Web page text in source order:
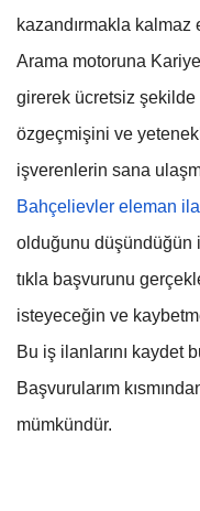
kazandırmakla kalmaz
Arama motoruna
girerek ücretsiz
özgeçmişini ve
işverenlerin sana
Bahçelievler eleman
olduğunu düşündüğün
tıkla başvurunu
isteyeceğin ve
Bu iş ilanlarını kaydet
Başvurularım
mümkündür.